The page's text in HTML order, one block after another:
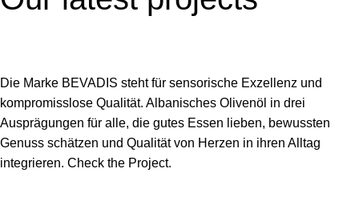
Die Marke BEVADIS steht für sensorische Exzellenz und
kompromisslose Qualität. Albanisches Olivenöl in drei
Ausprägungen für alle, die gutes Essen lieben, bewussten
Genuss schätzen und Qualität von Herzen in ihren Alltag
integrieren. Check the Project.